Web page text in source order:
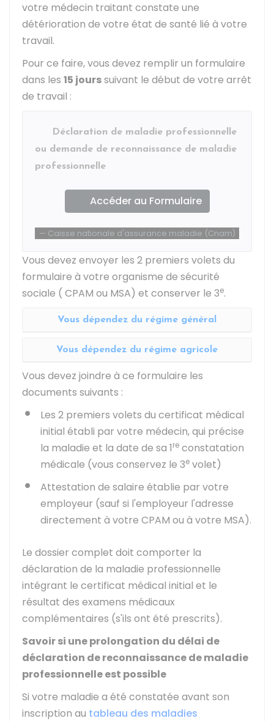
votre médecin traitant constate une
détérioration de votre état de santé lié à votre
travail.
Pour ce faire, vous devez remplir un formulaire
dans les 15 jourssuivant le début de votre arrêt
de travail :
Déclaration de maladie professionnelle
ou demande de reconnaissance de maladie
professionnelle
Accéder au Formulaire
Caisse nationale d'assurance maladie (Cnam)
Vous devez envoyer les 2 premiers volets du
formulaire à votre organisme de sécurité
sociale ( CPAM ou MSA) et conserver le 3e.
Vous dépendez du régime général
Vous dépendez du régime agricole
Vous devez joindre à ce formulaire les
documents suivants :
Les 2 premiers volets du certificat médical
initial établi par votre médecin, qui précise
la maladie et la date de sa 1re constatation
médicale (vous conservez le 3e volet)
Attestation de salaire établie par votre
employeur (sauf si l'employeur l'adresse
directement à votre CPAM ou à votre MSA).
Le dossier complet doit comporter la
déclaration de la maladie professionnelle
intégrant le certificat médical initial et le
résultat des examens médicaux
complémentaires (s'ils ont été prescrits).
Savoir si une prolongation du délai de
déclaration de reconnaissance de maladie
professionnelle est possible
Si votre maladie a été constatée avant son
inscription au tableau des maladies